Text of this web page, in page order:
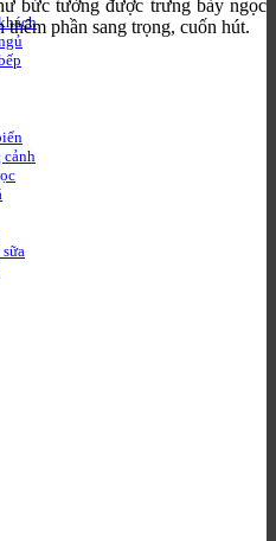
cảnh
bức tường được trưng bày ngọc
phần sang trọng, cuốn hút.